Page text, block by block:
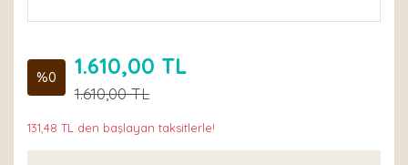
%0 1.610,00 TL
1.610,00 TL
131,48 TL den başlayan taksitlerle!